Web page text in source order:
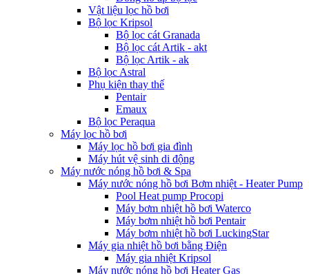
Vật liệu lọc hồ bơi
Bộ lọc Kripsol
Bộ lọc cát Granada
Bộ lọc cát Artik - akt
Bộ lọc Artik - ak
Bộ lọc Astral
Phụ kiện thay thế
Pentair
Emaux
Bộ lọc Peraqua
Máy lọc hồ bơi
Máy lọc hồ bơi gia đình
Máy hút vệ sinh di động
Máy nước nóng hồ bơi & Spa
Máy nước nóng hồ bơi Bơm nhiệt - Heater Pump
Pool Heat pump Procopi
Máy bơm nhiệt hồ bơi Waterco
Máy bơm nhiệt hồ bơi Pentair
Máy bơm nhiệt hồ bơi LuckingStar
Máy gia nhiệt hồ bơi bằng Điện
Máy gia nhiệt Kripsol
Máy nước nóng hồ bơi Heater Gas